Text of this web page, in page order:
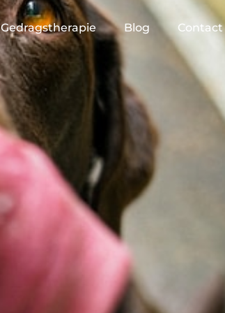
Gedragstherapie Blog Contact